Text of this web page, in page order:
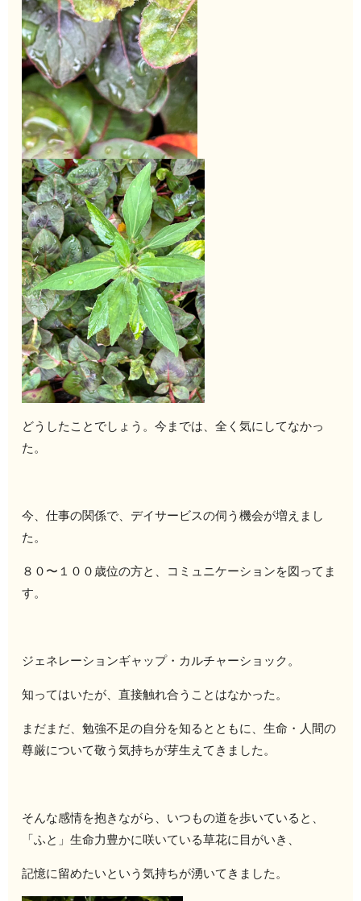
どうしたことでしょう。今までは、全く気にしてなかっ
た。
今、仕事の関係で、デイサービスの伺う機会が増えまし
た。
８０〜１００歳位の方と、コミュニケーションを図ってま
す。
ジェネレーションギャップ・カルチャーショック。
知ってはいたが、直接触れ合うことはなかった。
まだまだ、勉強不足の自分を知るとともに、生命・人間の
尊厳について敬う気持ちが芽生えてきました。
そんな感情を抱きながら、いつもの道を歩いていると、
「ふと」生命力豊かに咲いている草花に目がいき、
記憶に留めたいという気持ちが湧いてきました。